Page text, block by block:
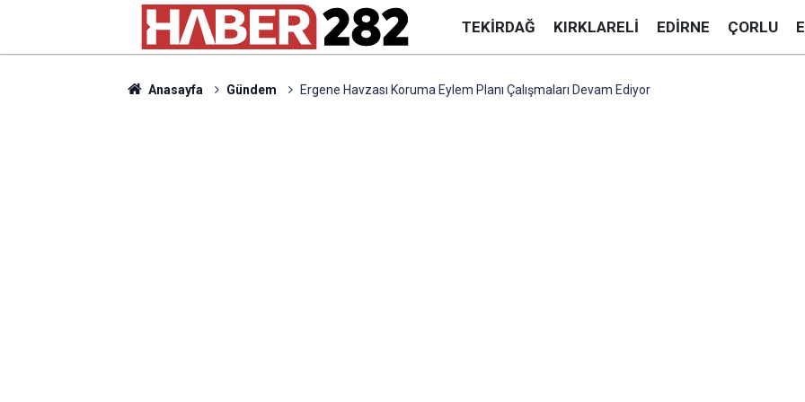
TEKIRDAĞ KIRKLARELI EDIRNE ÇORLU
Anasayfa Gündem Ergene Havzası Koruma Eylem Planı Çalışmaları Devam Ediyor